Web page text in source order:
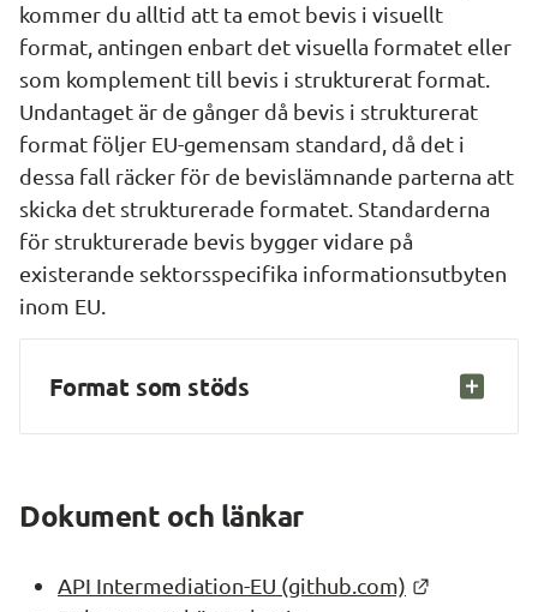
kommer du alltid att ta emot bevis i visuellt
format, antingen enbart det visuella formatet eller
som komplement till bevis i strukturerat format.
Undantaget är de gånger då bevis i strukturerat
format följer EU-gemensam standard, då det i
dessa fall räcker för de bevislämnande parterna att
skicka det strukturerade formatet. Standarderna
för strukturerade bevis bygger vidare på
existerande sektorsspecifika informationsutbyten
inom EU.
Format som stöds
Dokument och länkar
API Intermediation-EU (github.com)